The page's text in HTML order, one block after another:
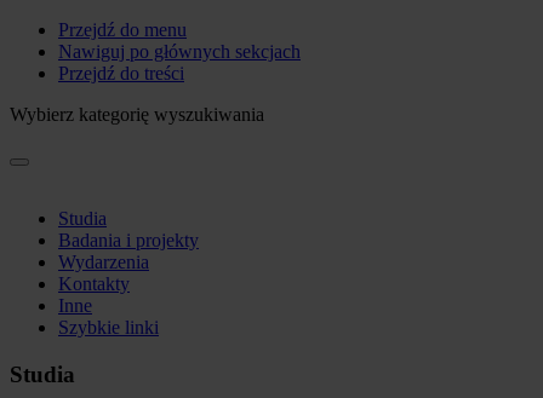
Przejdź do menu
Nawiguj po głównych sekcjach
Przejdź do treści
Wybierz kategorię wyszukiwania
Studia
Badania i projekty
Wydarzenia
Kontakty
Inne
Szybkie linki
Studia